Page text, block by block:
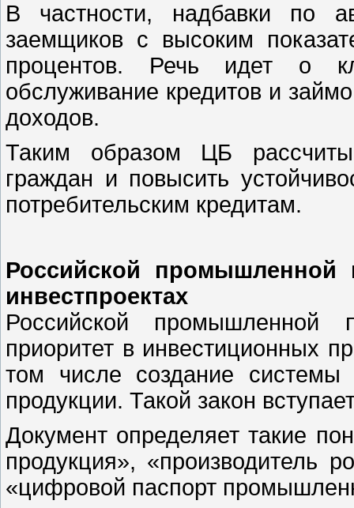
В частности, надбавки по
заемщиков с высоким
процентов. Речь идет о
обслуживание кредитов и
доходов.
Таким образом ЦБ
граждан и повысить
потребительским кредитам.
Российской промышленной
инвестпроектах
Российской промышленной
приоритет в инвестиционных
том числе создание
продукции. Такой закон
Документ определяет такие
продукция», «производитель
«цифровой паспорт